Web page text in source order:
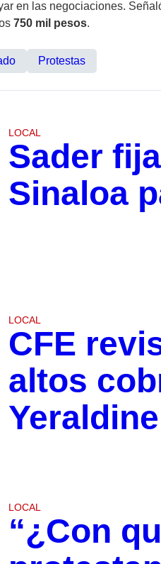
en las negociaciones.
750 mil pesos.
Protestas
LOCAL
Sader
Sinaloa
LOCAL
CFE
altos
LOCAL
“¿Con